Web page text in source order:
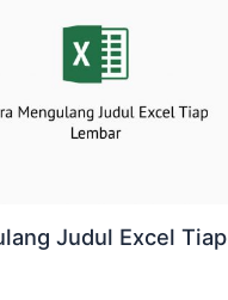
Judul Excel Tiap